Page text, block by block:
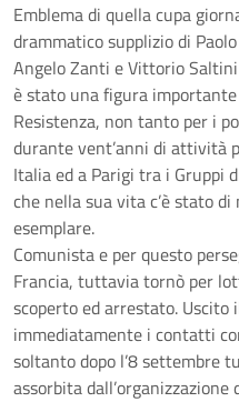
Emblema di quella cupa
drammatico supplizio di
Angelo Zanti e Vittorio
è stato una figura
Resistenza, non tanto per i
durante vent’anni di attività
Italia ed a Parigi tra i Gruppi
che nella sua vita c’è stato
esemplare.
Comunista e per questo
Francia, tuttavia tornò per
scoperto ed arrestato.
immediatamente i contatti
soltanto dopo l’8 settembre
assorbita